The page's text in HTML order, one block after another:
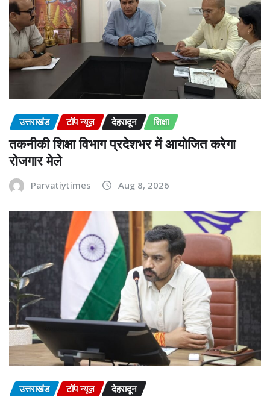
उत्तराखंड टॉप न्यूज़ देहरादून शिक्षा
तकनीकी शिक्षा विभाग प्रदेशभर में आयोजित करेगा
रोजगार मेले
Parvatiytimes Aug 8, 2026
उत्तराखंड टॉप न्यूज़ देहरादून